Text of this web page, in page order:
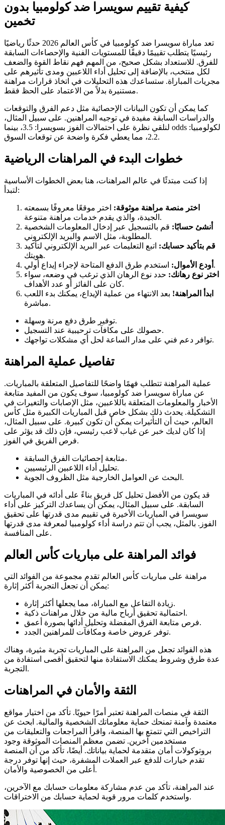
كيفية تقييم سويسرا ضد كولومبيا بدون
تخمين
تعد مباراة سويسرا ضد كولومبيا في كأس العالم 2026 حدثًا رياضيًا
رئيسيًا يتطلب تقييمًا دقيقًا للمستويات الفنية والإحصاءات السابقة
للفرق. للاستعداد بشكل صحيح، من المهم فهم نقاط القوة والضعف
لكل منتخب، بالإضافة إلى تحليل أداء اللاعبين ومدى تأثيرهم على
مجريات المباراة. ستساعدك هذه التحليلات في اتخاذ قرارات مراهنة
مستنيرة بدلاً من الاعتماد على الحظ فقط.
كما يمكن أن تكون البيانات الإحصائية مثل دعم الفرق والتوقعات
والدراسات السابقة مفيدة في توجيه المراهنين. على سبيل المثال،
لنلقي نظرة على احتمالات الفوز بسويسرا: 3.5، بينما odds لكولومبيا:
2.2، مما يعطي فكرة واضحة عن توقعات السوق.
خطوات البدء في المراهنات الرياضية
إذا كنت مبتدئًا في عالم المراهنات، هنا بعض الخطوات الأساسية
لتبدأ:
اختر منصة مراهنة موثوقة: اختر موقعًا معروفًا بسمعته
الجيدة، والذي يقدم خدمات مراهنة متنوعة.
أنشئ حسابًا: قم بالتسجيل عبر إدخال المعلومات الشخصية
المطلوبة، مثل الاسم والبريد الإلكتروني.
قم بتأكيد حسابك: اتبع التعليمات عبر البريد الإلكتروني لتأكيد
هويتك.
أودع الأموال: استخدم طرق الدفع المتاحة لإجراء إيداع أولي.
اختر نوع رهانك: حدد نوع الرهان الذي ترغب في وضعه، سواء
كان على الفائز أو عدد الأهداف.
ابدأ المراهنة! بعد الانتهاء من عملية الإيداع، يمكنك بدء اللعب
مباشرة.
توفير طرق دفع مرنة وسهلة.
حصولك على مكافآت ترحيبية عند التسجيل.
توافر دعم فني على مدار الساعة لحل أي مشكلات تواجهك.
تفاصيل عملية المراهنة
عملية المراهنة تتطلب فهمًا واضحًا للتفاصيل المتعلقة بالمباريات.
عن مباراة سويسرا ضد كولومبيا، سوف يكون من المفيد متابعة
الأخبار والمعلومات المتعلقة باللاعبين، مثل الإصابات والتغيرات في
التشكيلة. يحدث ذلك بشكل خاص قبل المباريات الكبيرة مثل كأس
العالم، حيث أن التأثيرات يمكن أن تكون كبيرة. على سبيل المثال،
إذا كان لديك خبر عن غياب لاعب رئيسي، فإن ذلك قد يؤثر على
فرص الفريق في الفوز.
متابعة إحصائيات الفرق السابقة.
تحليل أداء اللاعبين الرئيسيين.
البحث عن العوامل الخارجية مثل الظروف الجوية.
قد يكون من الأفضل تحليل كل فريق بناءً على أدائه في المباريات
السابقة. على سبيل المثال، يمكن أن يساعدك التركيز على أداء
سويسرا في المباريات الأخيرة في تقييم مدى قدرتها على تحقيق
الفوز. بالمثل، يجب أن تتم دراسة أداء كولومبيا لمعرفة مدى قدرتها
على المنافسة.
فوائد المراهنة على مباريات كأس العالم
مراهنة على مباريات كأس العالم تقدم مجموعة من الفوائد التي
يمكن أن تجعل التجربة أكثر إثارة:
زيادة التفاعل مع المباراة، مما يجعلها أكثر إثارة.
احتمالية تحقيق أرباح مالية من خلال مراهنات ذكية.
فرص متابعة الفرق المفضلة وتحليل أدائها بصورة أعمق.
توفر عروض خاصة ومكافآت للمراهنين الجدد.
هذه الفوائد تجعل من المراهنة على المباريات تجربة مثيرة، وهناك
عدة طرق وشروط يمكنك الاستفادة منها لتحقيق أقصى استفادة من
التجربة.
الثقة والأمان في المراهنات
الثقة في منصات المراهنة تعتبر أمرًا حيويًا. تأكد من اختيار مواقع
معتمدة وآمنة تمنحك حماية معلوماتك الشخصية والمالية. ابحث عن
التراخيص التي تتمتع بها المنصة، واقرأ المراجعات والتعليقات من
مستخدمين آخرين. تضمن معظم المنصات الموثوقة وجود
بروتوكولات أمان متقدمة لحماية بياناتك. أيضًا، تأكد من أن المنصة
تقدم خيارات للدفع عبر العملات المشفرة، حيث إنها توفر درجة
أعلى من الخصوصية والأمان.
عند المراهنة، تأكد من عدم مشاركة معلومات حسابك مع الآخرين،
واستخدم كلمات مرور قوية لحماية حسابك من الاختراقات.